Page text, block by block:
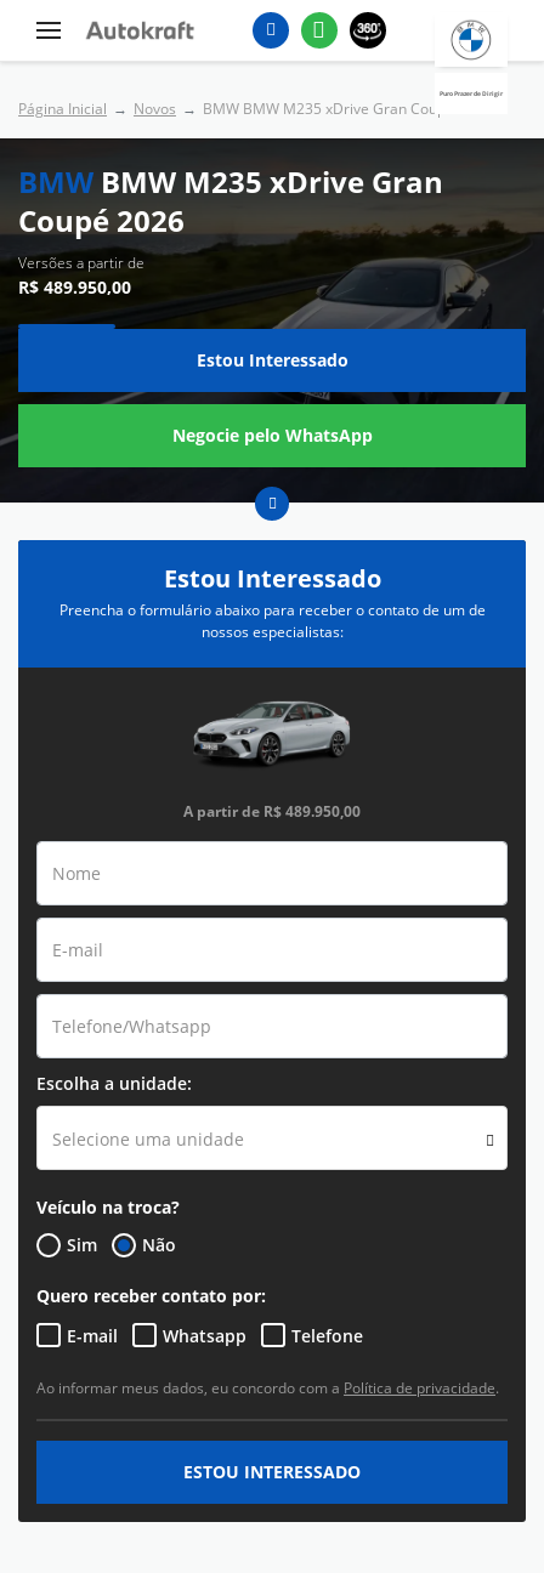
Puro Prazer de Dirigir
Página Inicial Novos BMW BMW M235 xDrive Gran Coupé 2026
BMW BMW M235 xDrive Gran
Coupé 2026
Versões a partir de
R$ 489.950,00
Estou Interessado
Negocie pelo WhatsApp
Estou Interessado
Preencha o formulário abaixo para receber o contato de um de
nossos especialistas:
A partir de R$ 489.950,00
Escolha a unidade:
Selecione uma unidade
Veículo na troca?
Sim
Não
Quero receber contato por:
E-mail
Whatsapp Telefone
Ao informar meus dados, eu concordo com a Política de privacidade.
ESTOU INTERESSADO